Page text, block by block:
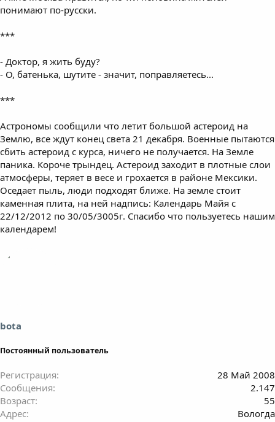
понимают по-русски.
***
- Доктор, я жить буду?
- О, батенька, шутите - значит, поправляетесь...
***
Астрономы сообщили что летит большой астероид на
Землю, все ждут конец света 21 декабря. Военные пытаются
сбить астероид с курса, ничего не получается. На Земле
паника. Короче трындец. Астероид заходит в плотные слои
атмосферы, теряет в весе и грохается в районе Мексики.
Оседает пыль, люди подходят ближе. На земле стоит
каменная плита, на ней надпись: Календарь Майя с
22/12/2012 по 30/05/3005г. Спасибо что пользуетесь нашим
календарем!
bota
Постоянный пользователь
Регистрация
28 Май 2008
Сообщения
2.147
Возраст
55
Адрес
Вологда